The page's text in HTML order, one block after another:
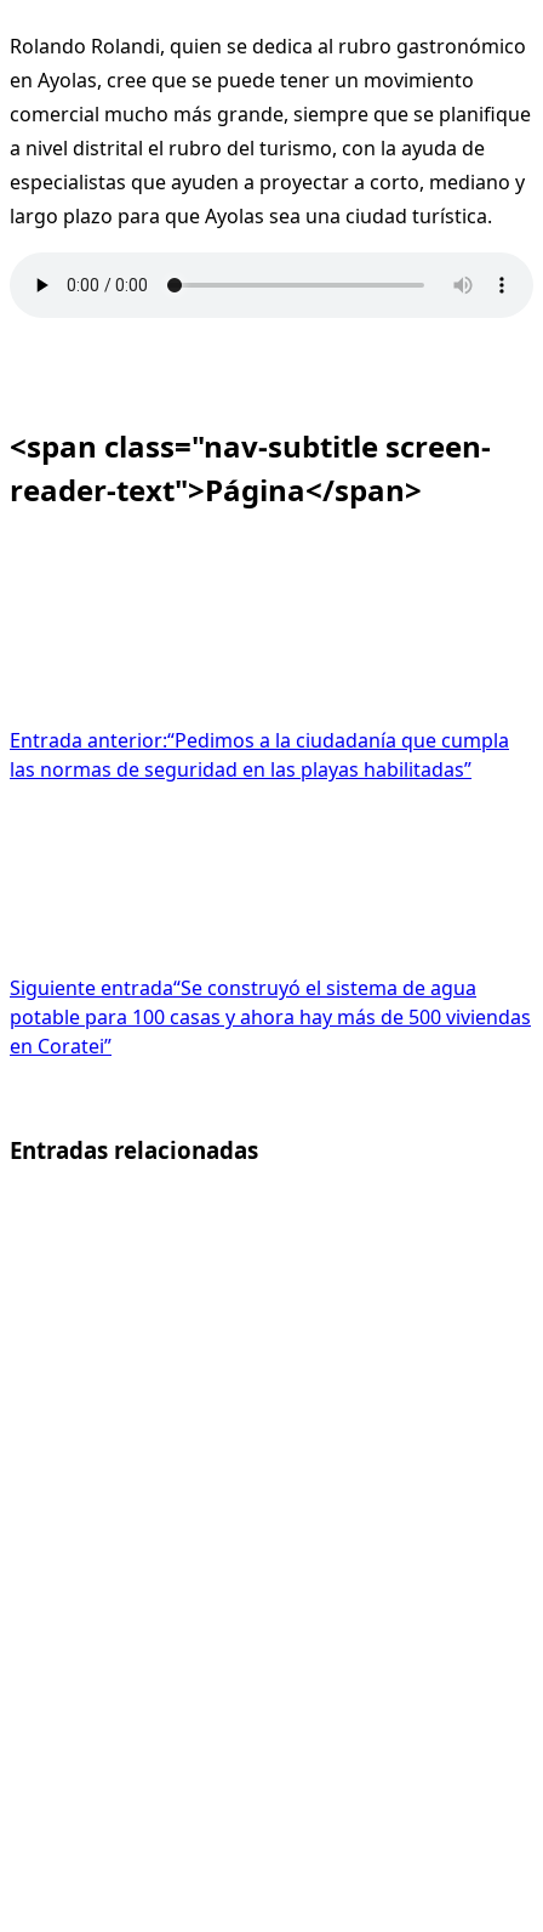
Rolando Rolandi, quien se dedica al rubro gastronómico
en Ayolas, cree que se puede tener un movimiento
comercial mucho más grande, siempre que se planifique
a nivel distrital el rubro del turismo, con la ayuda de
especialistas que ayuden a proyectar a corto, mediano y
largo plazo para que Ayolas sea una ciudad turística.
<span class="nav-subtitle screen-
reader-text">Página</span>
Entrada anterior:“Pedimos a la ciudadanía que cumpla
las normas de seguridad en las playas habilitadas”
Siguiente entrada“Se construyó el sistema de agua
potable para 100 casas y ahora hay más de 500 viviendas
en Coratei”
Entradas relacionadas